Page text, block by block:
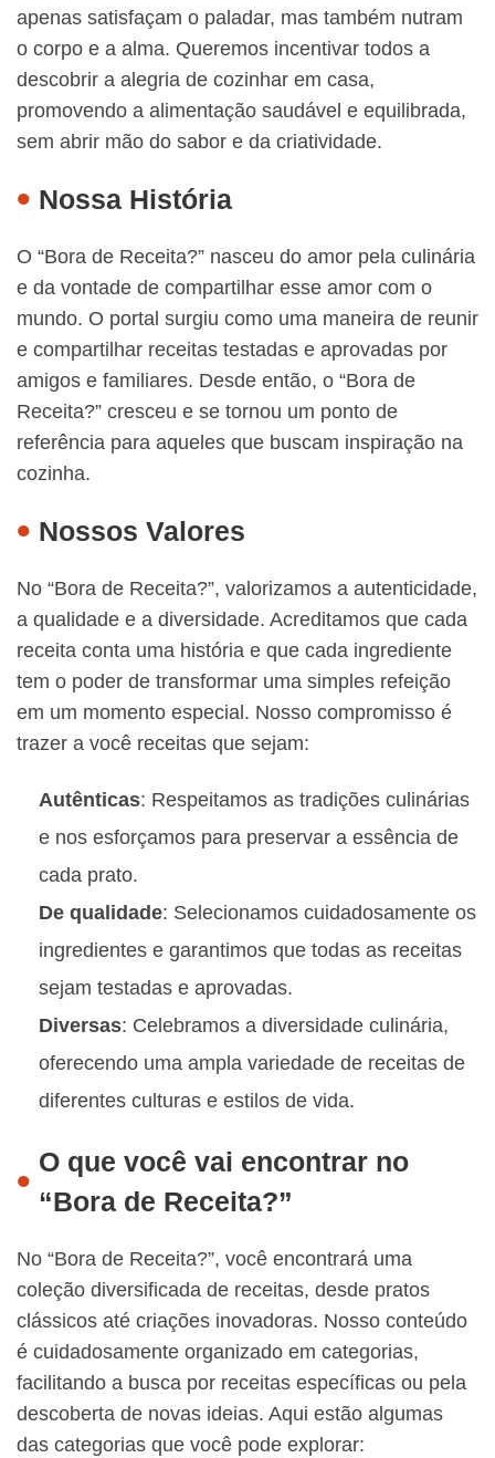
apenas satisfaçam o paladar, mas também nutram
o corpo e a alma. Queremos incentivar todos a
descobrir a alegria de cozinhar em casa,
promovendo a alimentação saudável e equilibrada,
sem abrir mão do sabor e da criatividade.
Nossa História
O “Bora de Receita?” nasceu do amor pela culinária
e da vontade de compartilhar esse amor com o
mundo. O portal surgiu como uma maneira de reunir
e compartilhar receitas testadas e aprovadas por
amigos e familiares. Desde então, o “Bora de
Receita?” cresceu e se tornou um ponto de
referência para aqueles que buscam inspiração na
cozinha.
Nossos Valores
No “Bora de Receita?”, valorizamos a autenticidade,
a qualidade e a diversidade. Acreditamos que cada
receita conta uma história e que cada ingrediente
tem o poder de transformar uma simples refeição
em um momento especial. Nosso compromisso é
trazer a você receitas que sejam:
Autênticas: Respeitamos as tradições culinárias
e nos esforçamos para preservar a essência de
cada prato.
De qualidade: Selecionamos cuidadosamente os
ingredientes e garantimos que todas as receitas
sejam testadas e aprovadas.
Diversas: Celebramos a diversidade culinária,
oferecendo uma ampla variedade de receitas de
diferentes culturas e estilos de vida.
O que você vai encontrar no
“Bora de Receita?”
No “Bora de Receita?”, você encontrará uma
coleção diversificada de receitas, desde pratos
clássicos até criações inovadoras. Nosso conteúdo
é cuidadosamente organizado em categorias,
facilitando a busca por receitas específicas ou pela
descoberta de novas ideias. Aqui estão algumas
das categorias que você pode explorar: